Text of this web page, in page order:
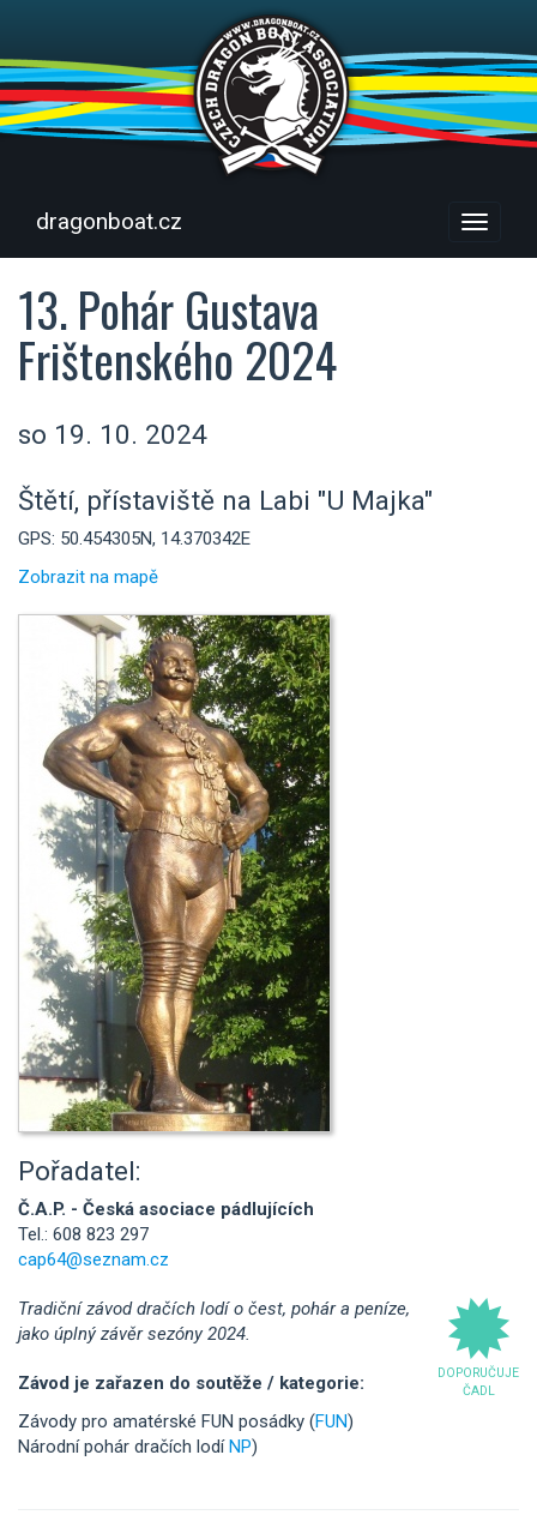
Menu
dragonboat.cz
13. Pohár Gustava
Frištenského 2024
so 19. 10. 2024
Štětí, přístaviště na Labi "U Majka"
GPS: 50.454305N, 14.370342E
Zobrazit na mapě
Pořadatel:
Č.A.P. - Česká asociace pádlujících
Tel.: 608 823 297
cap64@seznam.cz
DOPORUČUJE
ČADL
Tradiční závod dračích lodí o čest, pohár a peníze,
jako úplný závěr sezóny 2024.
Závod je zařazen do soutěže / kategorie:
Závody pro amatérské FUN posádky (FUN)
Národní pohár dračích lodíNP)